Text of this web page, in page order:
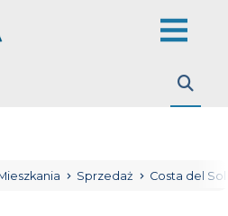
Sprzedaż Costa del Sol